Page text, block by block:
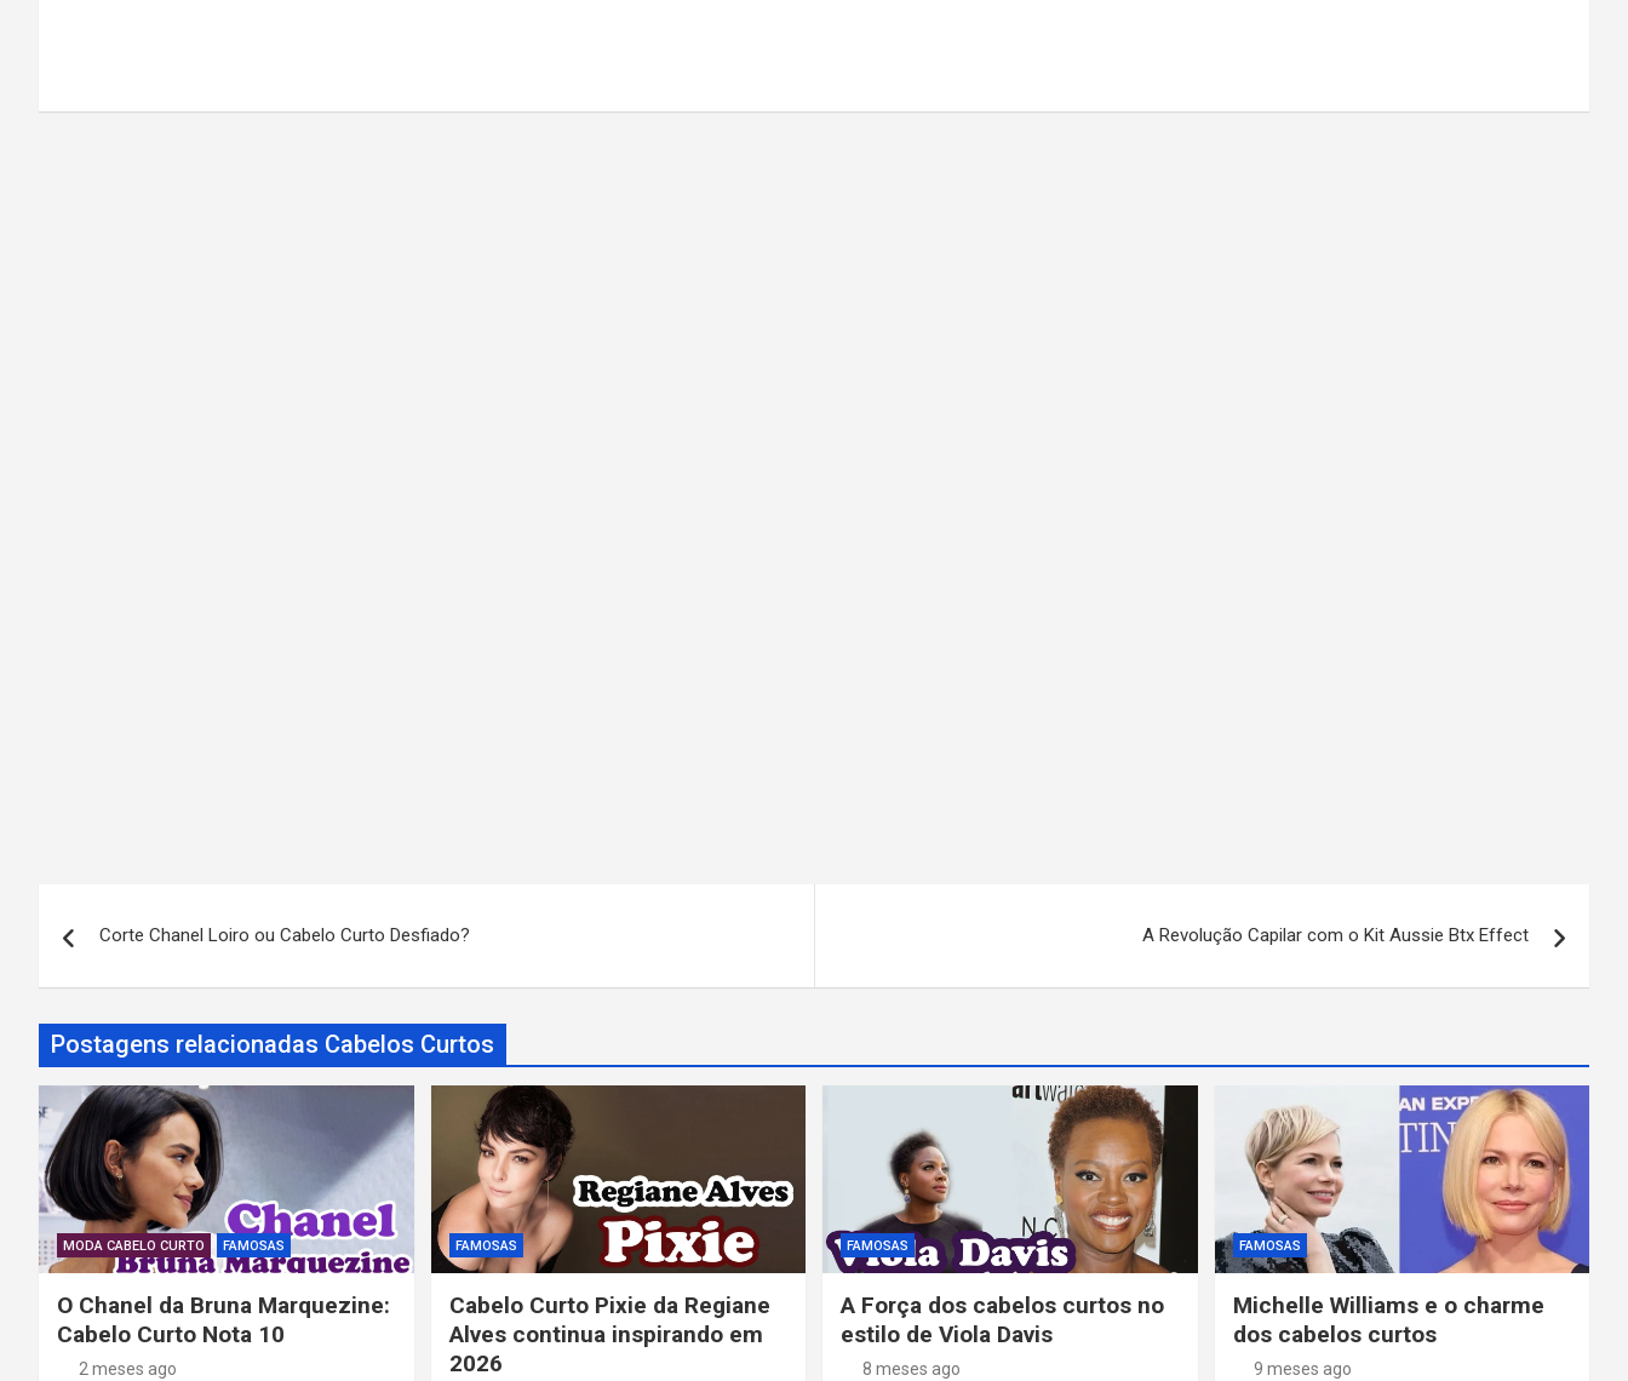
e
g
a
ç
ã
o
d
Corte Chanel Loiro ou Cabelo Curto Desfiado? A Revolução Capilar com o Kit Aussie Btx Effect
Postagens relacionadas Cabelos Curtos
MODA CABELO CURTO FAMOSAS
O Chanel da Bruna Marquezine:
Cabelo Curto Nota 10
2 meses ago
FAMOSAS
Cabelo Curto Pixie da Regiane
Alves continua inspirando em
2026
FAMOSAS
A Força dos cabelos curtos no
estilo de Viola Davis
8 meses ago
FAMOSAS
Michelle Williams e o charme
dos cabelos curtos
9 meses ago